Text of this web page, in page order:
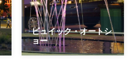
ビュイック・オートシ
ョー